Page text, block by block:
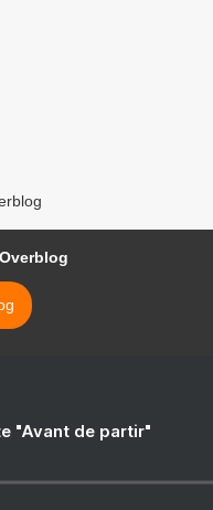
"Avant de partir"